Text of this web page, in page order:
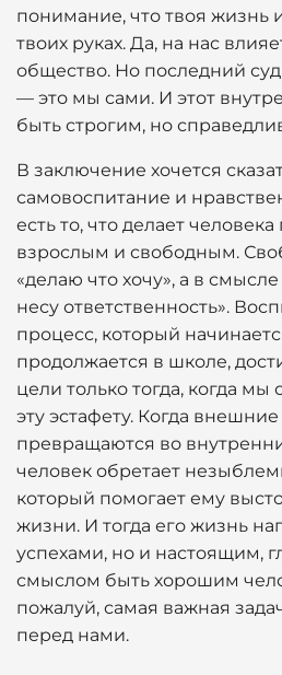
понимание, что твоя жизнь
твоих руках. Да, на нас
общество. Но последний
— это мы сами. И этот
быть строгим, но
В заключение хочется
самовоспитание и
есть то, что делает
взрослым и свободным.
«делаю что хочу», а в
несу ответственность».
процесс, который
продолжается в школе,
цели только тогда, когда
эту эстафету. Когда
превращаются во
человек обретает
который помогает ему
жизни. И тогда его жизнь
успехами, но и настоящим,
смыслом быть хорошим
пожалуй, самая важная
перед нами.